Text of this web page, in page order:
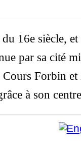
16e siècle,
par sa cité
Cours Forbin
à son